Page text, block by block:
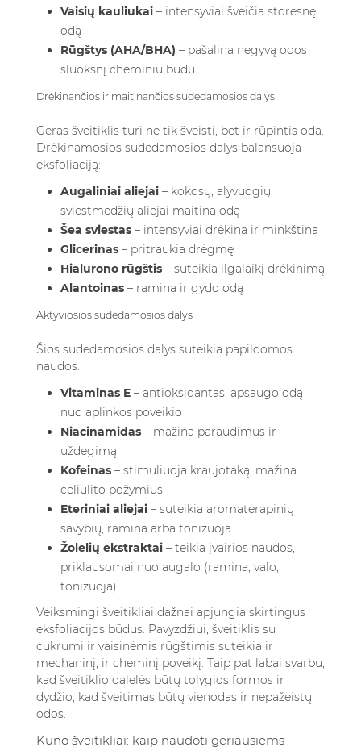
Vaisių kauliukai – intensyviai šveičia storesnę
odą
Rūgštys (AHA/BHA) – pašalina negyvą odos
sluoksnį cheminiu būdu
Drėkinančios ir maitinančios sudedamosios dalys
Geras šveitiklis turi ne tik šveisti, bet ir rūpintis oda.
Drėkinamosios sudedamosios dalys balansuoja
eksfoliaciją:
Augaliniai aliejai – kokosų, alyvuogių,
sviestmedžių aliejai maitina odą
Šea sviestas – intensyviai drėkina ir minkština
Glicerinas – pritraukia drėgmę
Hialurono rūgštis – suteikia ilgalaikį drėkinimą
Alantoinas – ramina ir gydo odą
Aktyviosios sudedamosios dalys
Šios sudedamosios dalys suteikia papildomos
naudos:
Vitaminas E – antioksidantas, apsaugo odą
nuo aplinkos poveikio
Niacinamidas – mažina paraudimus ir
uždegimą
Kofeinas – stimuliuoja kraujotaką, mažina
celiulito požymius
Eteriniai aliejai – suteikia aromaterapinių
savybių, ramina arba tonizuoja
Žolelių ekstraktai – teikia įvairios naudos,
priklausomai nuo augalo (ramina, valo,
tonizuoja)
Veiksmingi šveitikliai dažnai apjungia skirtingus
eksfoliacijos būdus. Pavyzdžiui, šveitiklis su
cukrumi ir vaisinėmis rūgštimis suteikia ir
mechaninį, ir cheminį poveikį. Taip pat labai svarbu,
kad šveitiklio dalelės būtų tolygios formos ir
dydžio, kad šveitimas būtų vienodas ir nepažeistų
odos.
Kūno šveitikliai: kaip naudoti geriausiems